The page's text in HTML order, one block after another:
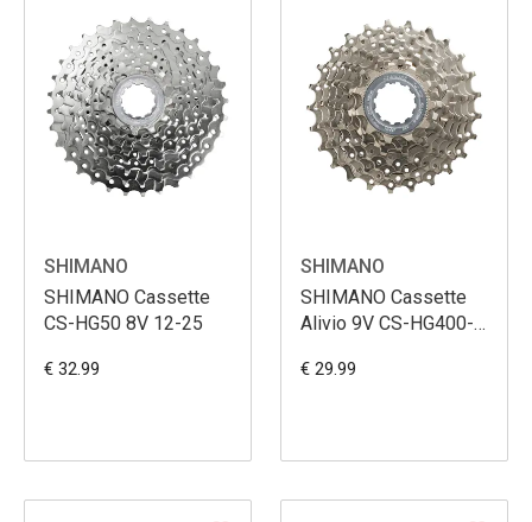
SHIMANO
SHIMANO Cassette
CS-HG50 8V 12-25
€ 32.99
SHIMANO
SHIMANO Cassette
Alivio 9V CS-HG400-9
€ 29.99